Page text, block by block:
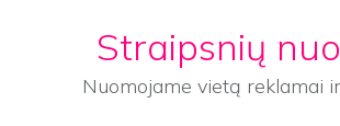
Straipsnių
Nuomojame vietą reklamai